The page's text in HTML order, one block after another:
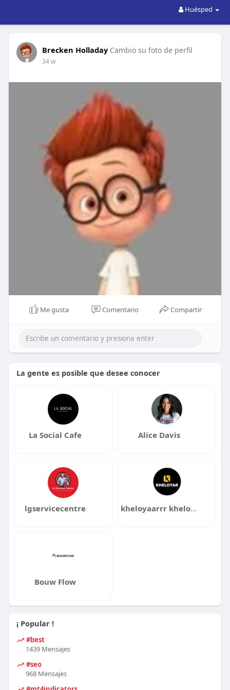
Huésped
Brecken Holladay Cambio su foto de perfil
34 w
Me gusta Comentario Compartir
La gente es posible que desee conocer
La Social Cafe Alice Davis
lgservicecentre kheloyaarrr kheloyaarrr
Bouw Flow
¡ Popular !
#best
1439 Mensajes
#seo
968 Mensajes